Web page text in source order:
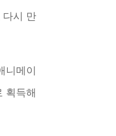
다시 만
니메이
획득해